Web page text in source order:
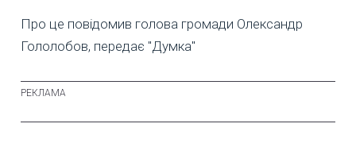
Про це повідомив голова громади Олександр
Гололобов, передає "Думка"